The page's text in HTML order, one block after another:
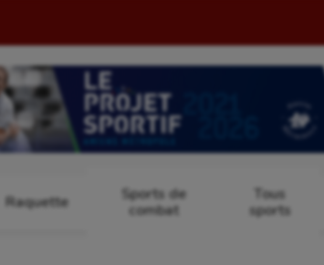
Raquette
Sports de
combat
Tous
sports